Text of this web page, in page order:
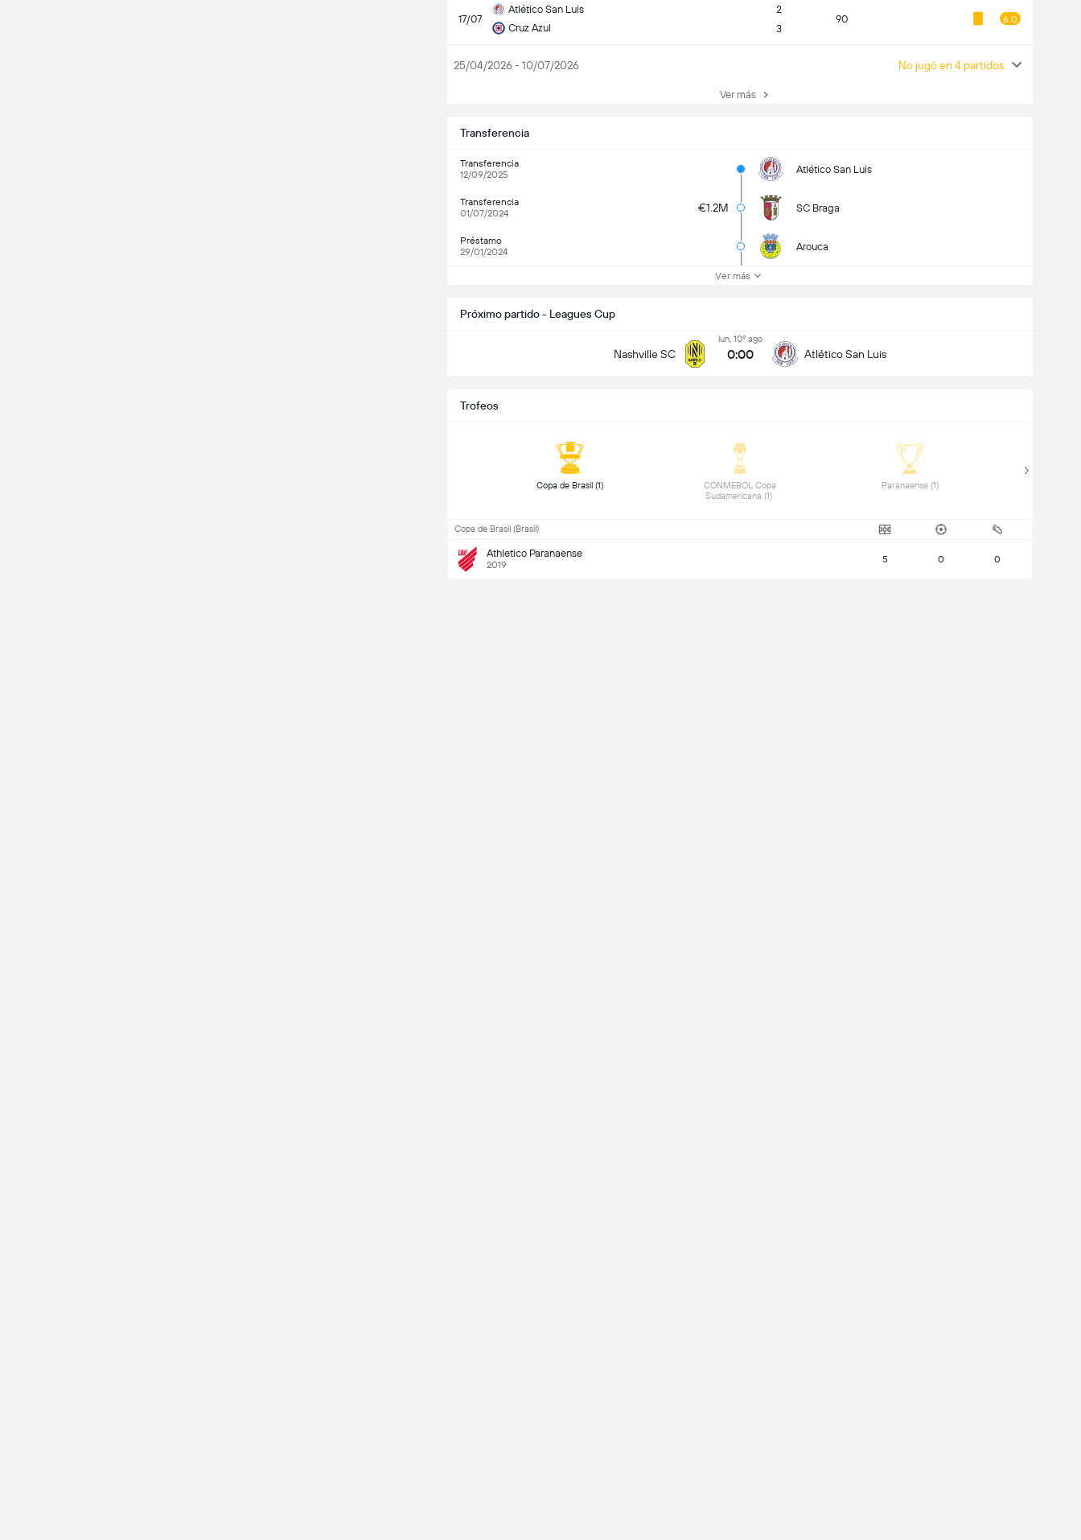
Próximo partido - Leagues Cup
Nashville SC
lun, 10º ago
0:00 Atlético San Luis
17/07
Atlético San Luis
Cruz Azul
2
3
90 6.0
25/04/2026 - 10/07/2026 No jugó en 4 partidos
Ver más
Transferencia
Transferencia
12/09/2025
Atlético San Luis
Transferencia
01/07/2024
€1.2M SC Braga
Préstamo
29/01/2024
Arouca
Ver más
Trofeos
CONMEBOL Copa
Sudamericana (1)
Paranaense (1)
Copa de Brasil (Brasil)
Athletico Paranaense
2019 5 0 0